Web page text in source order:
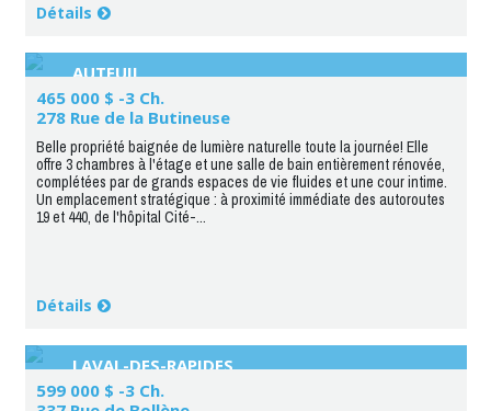
Détails
AUTEUIL
465 000 $ -3 Ch.
278 Rue de la Butineuse
Belle propriété baignée de lumière naturelle toute la journée! Elle
offre 3 chambres à l'étage et une salle de bain entièrement rénovée,
complétées par de grands espaces de vie fluides et une cour intime.
Un emplacement stratégique : à proximité immédiate des autoroutes
19 et 440, de l'hôpital Cité-...
Détails
LAVAL-DES-RAPIDES
599 000 $ -3 Ch.